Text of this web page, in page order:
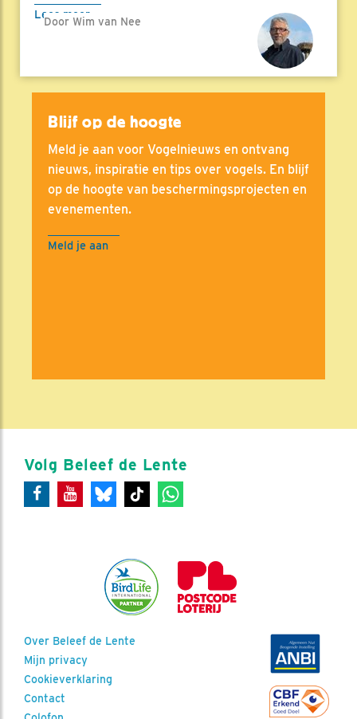
Lees meer
Door Wim van Nee
Blijf op de hoogte
Meld je aan voor Vogelnieuws en ontvang
nieuws, inspiratie en tips over vogels. En blijf
op de hoogte van beschermingsprojecten en
evenementen.
Meld je aan
Volg Beleef de Lente
Over Beleef de Lente
Mijn privacy
Cookieverklaring
Contact